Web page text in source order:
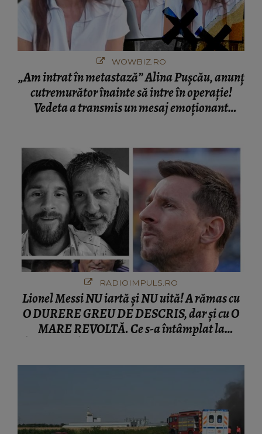
WOWBIZ.RO
„Am intrat în metastază” Alina Pușcău, anunț
cutremurător înainte să intre în operație!
Vedeta a transmis un mesaj emoționant
RADIOIMPULS.RO
Lionel Messi NU iartă și NU uită! A rămas cu
O DURERE GREU DE DESCRIS, dar și cu O
MARE REVOLTĂ. Ce s-a întâmplat la